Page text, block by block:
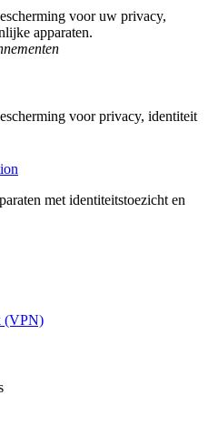
voor uw privacy,
apparaten.​
voor privacy, identiteit
met identiteitstoezicht en
(VPN)